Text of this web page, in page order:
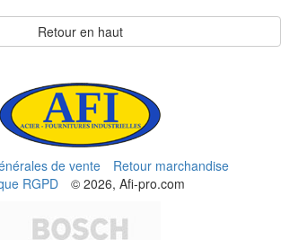
Retour en haut
de vente
Retour marchandise
RGPD
© 2026, Afi-pro.com